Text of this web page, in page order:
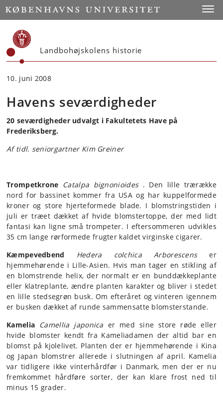
Start
Landbohøjskolens historie
10. juni 2008
Havens seværdigheder
20 seværdigheder udvalgt i Fakultetets Have på
Frederiksberg.
Af tidl. seniorgartner Kim Greiner
Trompetkrone Catalpa bignonioides. Den lille trærække
nord for bassinet kommer fra USA og har kuppelformede
kroner og store hjerteformede blade. I blomstringstiden i
juli er træet dækket af hvide blomstertoppe, der med lidt
fantasi kan ligne små trompeter. I eftersommeren udvikles
35 cm lange rørformede frugter kaldet virginske cigarer.
Kæmpevedbend Hedera colchica Arborescenser
hjemmehørende i Lille-Asien. Hvis man tager en stikling af
en blomstrende helix, der normalt er en bunddækkeplante
eller klatreplante, ændre planten karakter og bliver i stedet
en lille stedsegrøn busk. Om efteråret og vinteren igennem
er busken dækket af runde sammensatte blomsterstande.
Kamelia Camellia japonica er med sine store røde eller
hvide blomster kendt fra Kameliadamen der altid bar en
blomst på kjolelivet. Planten der er hjemmehørende i Kina
og Japan blomstrer allerede i slutningen af april. Kamelia
var tidligere ikke vinterhårdfør i Danmark, men der er nu
fremkommet hårdføre sorter, der kan klare frost ned til
minus 15 grader.